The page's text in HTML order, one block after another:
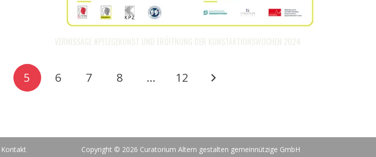
VERNISSAGE #PFLEGEKUNST UND ERÖFFNUNG DER KUNSTAKTIONSWOCHEN 2024
5 6 7 8 … 12
Kontakt Copyright © 2026 Curatorium Altern gestalten gemeinnützige GmbH